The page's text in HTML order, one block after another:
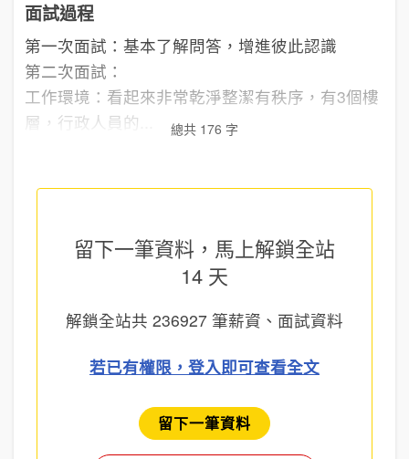
面試過程
第一次面試：基本了解問答，增進彼此認識
第二次面試：
工作環境：看起來非常乾淨整潔有秩序，有3個樓
層，行政人員的...
總共 176 字
留下一筆資料，馬上解鎖全站
14 天
解鎖全站共 236927 筆薪資、面試資料
若已有權限，登入即可查看全文
留下一筆資料